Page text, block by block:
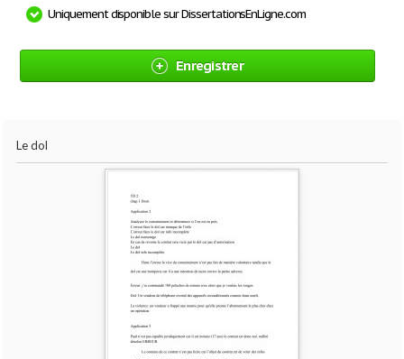
Uniquement disponible sur DissertationsEnLigne.com
Enregistrer
Le dol